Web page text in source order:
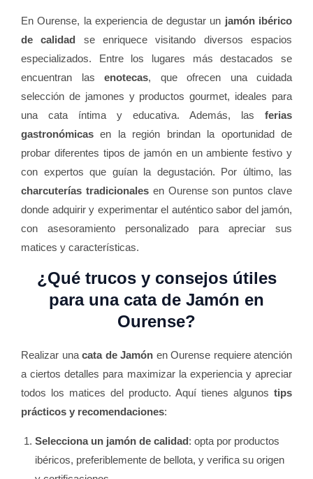
En Ourense, la experiencia de degustar un jamón ibérico
de calidad
se enriquece visitando diversos espacios
especializados. Entre los lugares más destacados se
encuentran las enotecas, que ofrecen una cuidada
selección de jamones y productos gourmet, ideales para
una cata íntima y educativa. Además, las ferias
gastronómicas en la región brindan la oportunidad de
probar diferentes tipos de jamón en un ambiente festivo y
con expertos que guían la degustación. Por último, las
charcuterías tradicionalesen Ourense son puntos clave
donde adquirir y experimentar el auténtico sabor del jamón,
con asesoramiento personalizado para apreciar sus
matices y características.
¿Qué trucos y consejos útiles
para una cata de Jamón en
Ourense?
Realizar unacata de Jamón en Ourense requiere atención
a ciertos detalles para maximizar la experiencia y apreciar
todos los matices del producto. Aquí tienes algunos tips
prácticos y recomendaciones:
Selecciona un jamón de calidad : opta por productos
ibéricos, preferiblemente de bellota, y verifica su origen